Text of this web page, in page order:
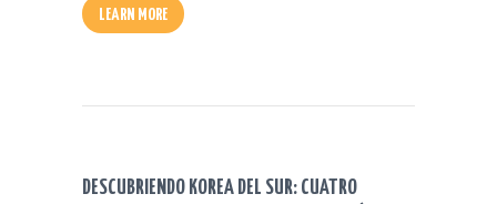
LEARN MORE
DESCUBRIENDO KOREA DEL SUR: CUATRO